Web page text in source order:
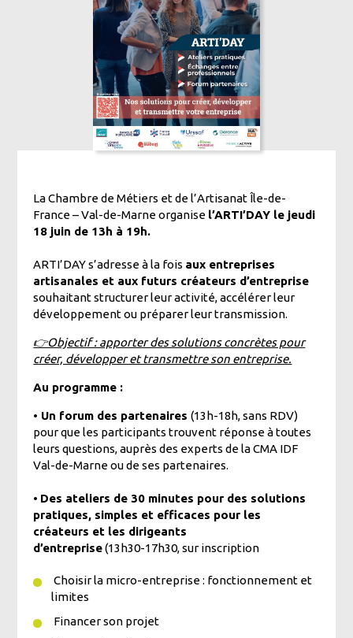
La Chambre de Métiers et de l’Artisanat Île-de-
France – Val-de-Marne organise l’ARTI’DAY le jeudi
18 juin de 13h à 19h.
ARTI’DAY s’adresse à la fois aux entreprises
artisanales et aux futurs créateurs d’entreprise
souhaitant structurer leur activité, accélérer leur
développement ou préparer leur transmission.
👉Objectif : apporter des solutions concrètes pour
créer, développer et transmettre son entreprise.
Au programme :
• Un forum des partenaires(13h-18h, sans RDV)
pour que les participants trouvent réponse à toutes
leurs questions, auprès des experts de la CMA IDF
Val-de-Marne ou de ses partenaires.
• Des ateliers de 30 minutes pour des solutions
pratiques, simples et efficaces pour les
créateurs et les dirigeants
d’entreprise(13h30-17h30, sur inscription
Choisir la micro-entreprise : fonctionnement et
limites
Financer son projet